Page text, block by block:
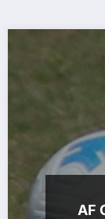
AF